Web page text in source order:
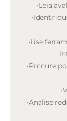
•Leia
•
•Use
•Procure
•
•Analise